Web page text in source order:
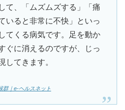
て、「ムズムズする」「痛
いると非常に不快」といっ
てくる病気です。足を動か
ぐに消えるのですが、じっ
してきます。
群｜e-ヘルスネット